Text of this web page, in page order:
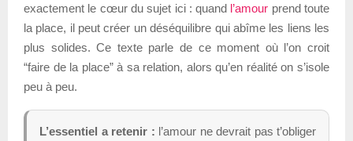
exactement le cœur du sujet ici : quand l’amour prend toute
la place, il peut créer un déséquilibre qui abîme les liens les
plus solides. Ce texte parle de ce moment où l’on croit
“faire de la place” à sa relation, alors qu’en réalité on s’isole
peu à peu.
L’essentiel a retenir : l’amour ne devrait pas t’obliger